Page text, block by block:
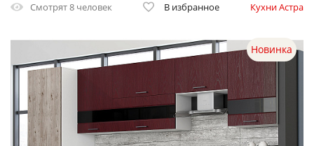
Смотрят8 человек В избранное Кухни Астра
Новинка